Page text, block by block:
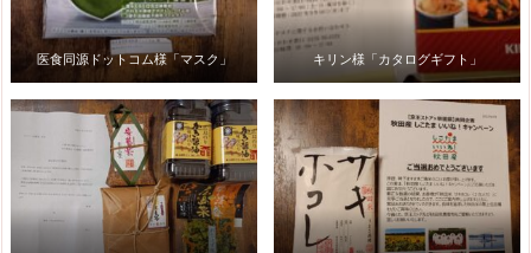
医食同源ドットコム様「マスク」 キリン様「カタログギフト」